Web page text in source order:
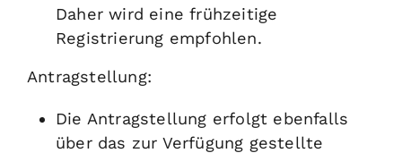
Daher wird eine frühzeitige
Registrierung empfohlen.
Antragstellung:
Die Antragstellung erfolgt ebenfalls
über das zur Verfügung gestellte